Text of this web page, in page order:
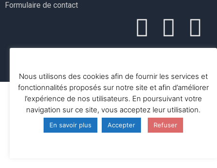
Formulaire de contact
Nous utilisons des cookies afin de fournir les services et
fonctionnalités proposés sur notre site et afin d’améliorer
l’expérience de nos utilisateurs. En poursuivant votre
navigation sur ce site, vous acceptez leur utilisation.
En savoir plus Accepter Refuser